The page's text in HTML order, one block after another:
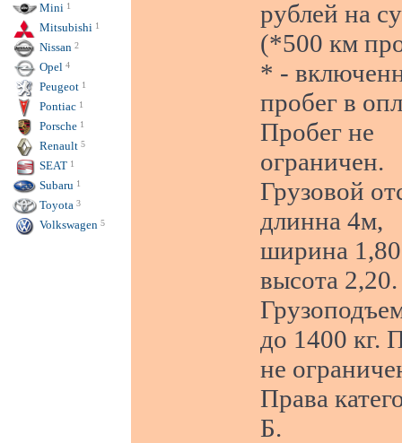
Mini 1
Mitsubishi 1
Nissan 2
Opel 4
Peugeot 1
Pontiac 1
Porsche 1
Renault 5
SEAT 1
Subaru 1
Toyota 3
Volkswagen 5
рублей на
(*500 км
* -
пробег в
Пробег не
ограничен.
Грузовой
длинна 4м,
ширина
высота 2,20.
до 1400 кг.
не
Права
Б.